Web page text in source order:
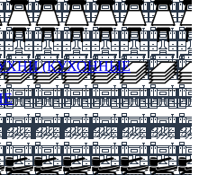
(КУХОННЫЕ